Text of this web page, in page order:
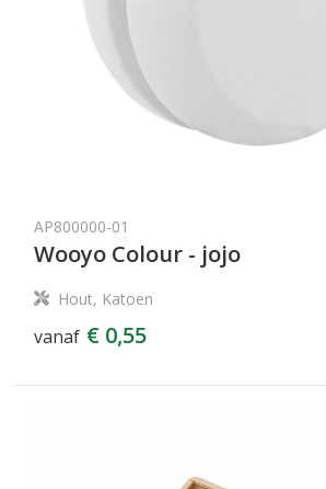
AP800000-01
Wooyo Colour - jojo
Hout, Katoen
vanaf € 0,55